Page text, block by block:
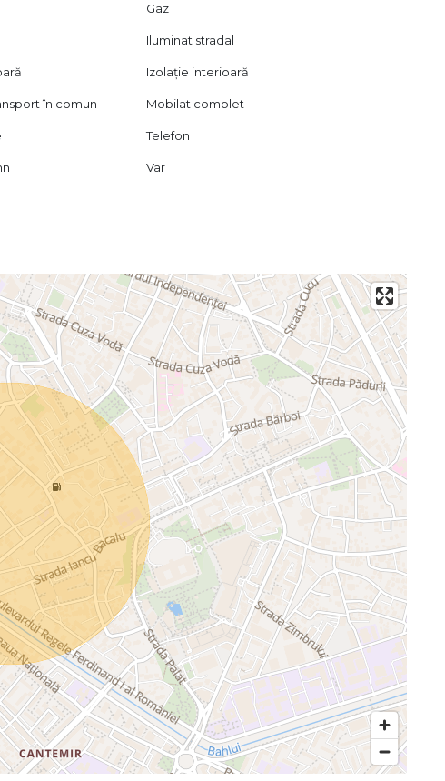
Gaz
Iluminat stradal
Izolație interioară
în comun Mobilat complet
Telefon
Var